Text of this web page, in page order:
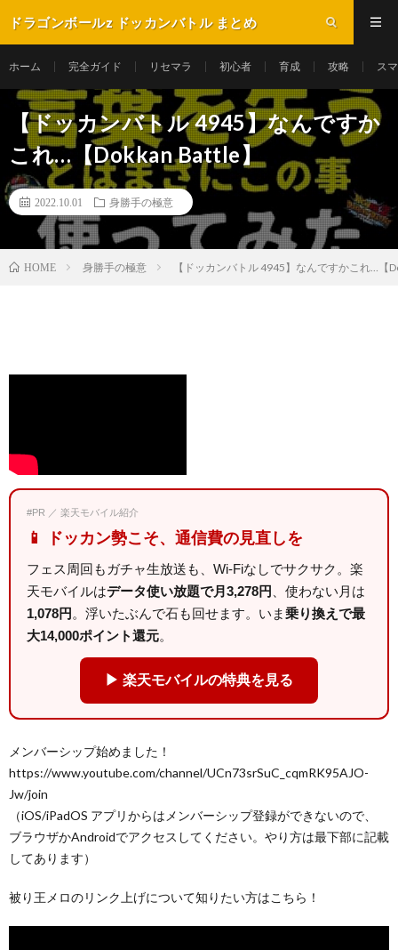
ドラゴンボールz ドッカンバトル まとめ
ホーム 完全ガイド リセマラ 初心者 育成 攻略 ス
【ドッカンバトル 4945】なんですか
これ…【Dokkan Battle】
2022.10.01 身勝手の極意
HOME 身勝手の極意 【ドッカンバトル 4945】なんですかこれ…【
#PR ／ 楽天モバイル紹介
📱 ドッカン勢こそ、通信費の見直しを
フェス周回もガチャ生放送も、Wi-Fiなしでサクサク。楽
天モバイルはデータ使い放題で月3,278円
、使わない月は
1,078円 。浮いたぶんで石も回せます。いま乗り換えで最
大14,000ポイント還元。
▶ 楽天モバイルの特典を見る
メンバーシップ始めました！
https://www.youtube.com/channel/UCn73srSuC_cqmRK95AJO-
Jw/join
（iOS/iPadOS アプリからはメンバーシップ登録ができないので、
ブラウザかAndroidでアクセスしてください。やり方は最下部に記載
してあります）
被り王メロのリンク上げについて知りたい方はこちら！